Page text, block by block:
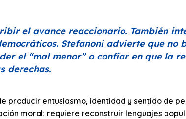
el avance reaccionario. También
Stefanoni advierte que no
el “mal menor”o confiar en que la
derechas.
producir entusiasmo, identidad y sentido de
moral: requiere reconstruir lenguajes